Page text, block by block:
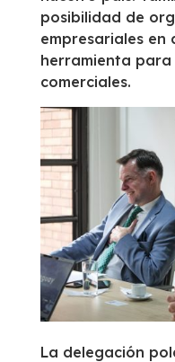
posibilidad de
empresariales en
herramienta para
comerciales.
La delegación